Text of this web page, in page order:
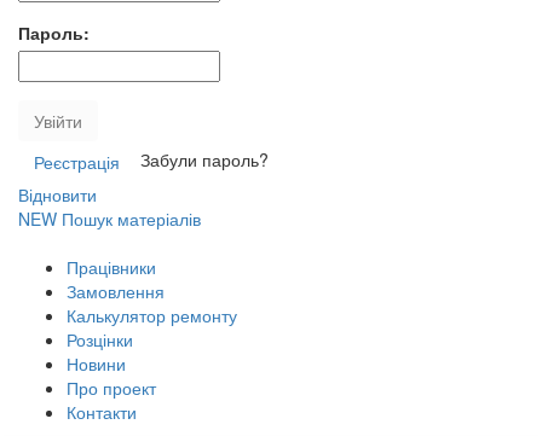
Пароль:
Увійти
Реєстрація
Забули пароль?
Відновити
NEW Пошук матеріалів
Працівники
Замовлення
Калькулятор ремонту
Розцінки
Новини
Про проект
Контакти